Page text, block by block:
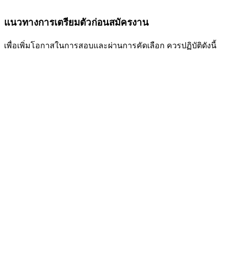
แนวทางการเตรียมตัวก่อนสมัครงาน
เพื่อเพิ่มโอกาสในการสอบและผ่านการคัดเลือก ควรปฏิบัติดังนี้